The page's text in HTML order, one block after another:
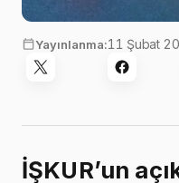
Yayınlanma:11 Şubat
İŞKUR’un